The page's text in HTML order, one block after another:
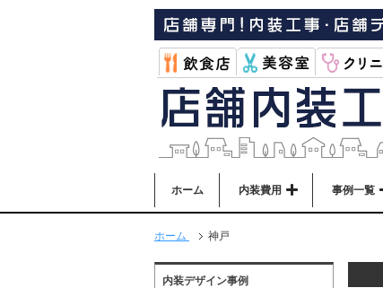
ホーム 内装費用 事例一覧
ホーム 神戸
内装デザイン事例